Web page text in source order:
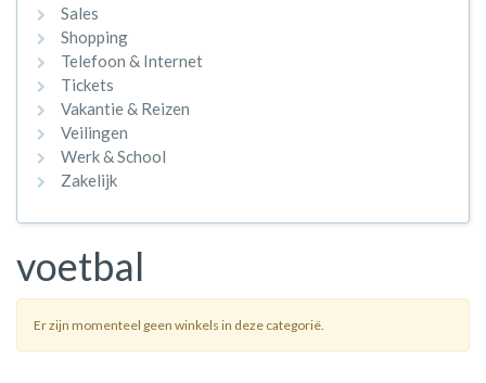
Sales
Shopping
Telefoon & Internet
Tickets
Vakantie & Reizen
Veilingen
Werk & School
Zakelijk
voetbal
Er zijn momenteel geen winkels in deze categorië.